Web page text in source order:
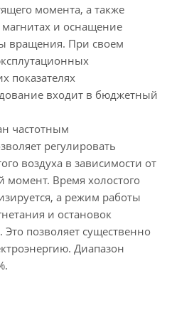
момента, а также
и оснащение
вращения. При своем
показателях
входит в бюджетный
частотным
регулировать
воздуха в зависимости от
Время холостого
а режим работы
и остановок
позволяет существенно
Диапазон